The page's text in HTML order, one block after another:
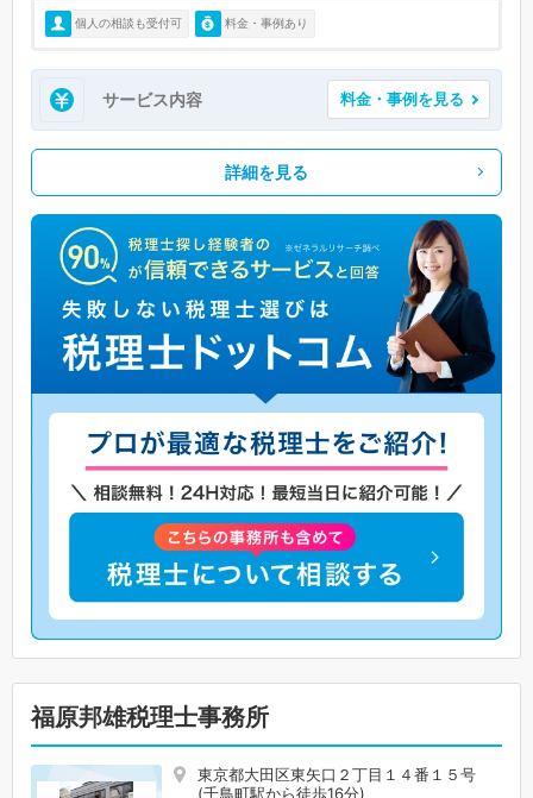
個人の相談も受付可 料金・事例あり
サービス内容 料金・事例を見る
詳細を見る
福原邦雄税理士事務所
東京都大田区東矢口２丁目１４番１５号
(千鳥町駅から徒歩16分)